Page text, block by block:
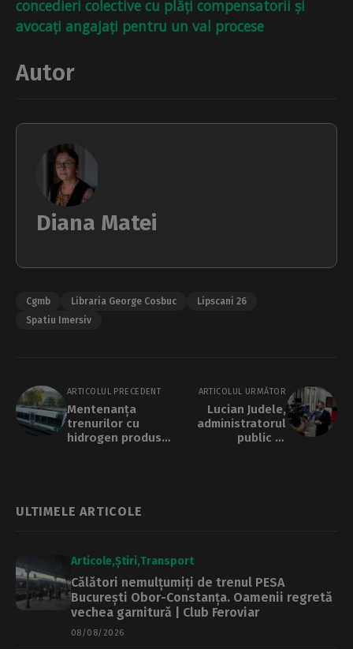
concedieri colective cu plăți compensatorii și
avocați angajați pentru un val procese
Autor
Diana Matei
Cgmb Libraria George Cosbuc
Lipscani 26
Spatiu Imersiv
ARTICOLUL PRECEDENT
Mentenanța
trenurilor cu
hidrogen produse
ARTICOLUL URMĂTOR
Lucian Judele,
administratorul
public al
ULTIMELE ARTICOLE
Articole Știri Transport
Călători nemulțumiți de trenul PESA
București Obor-Constanța. Oamenii regretă
vechea garnitură | Club Feroviar
08/08/2026